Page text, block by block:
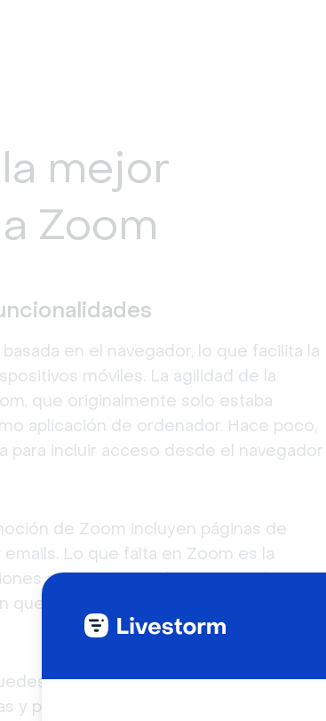
mejor
Zoom
en el navegador, lo que facilita la
móviles. La agilidad de la
que originalmente solo estaba
aplicación de ordenador. Hace poco,
para incluir acceso desde el navegador
de Zoom incluyen páginas de
Lo que falta en Zoom es la
a únicamente direcciones de
sí está presenta en las páginas de
interactuar con tu audiencia con el
y pizarras digitales. Sin embargo, de las